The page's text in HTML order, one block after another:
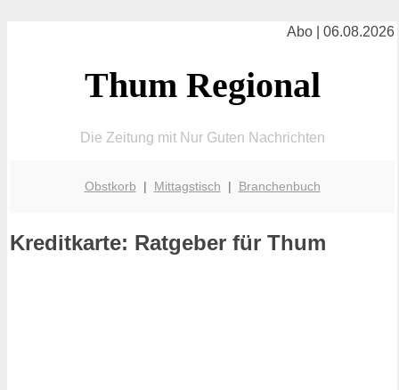
Abo | 06.08.2026
Thum Regional
Die Zeitung mit Nur Guten Nachrichten
Obstkorb | Mittagstisch | Branchenbuch
Kreditkarte: Ratgeber für Thum